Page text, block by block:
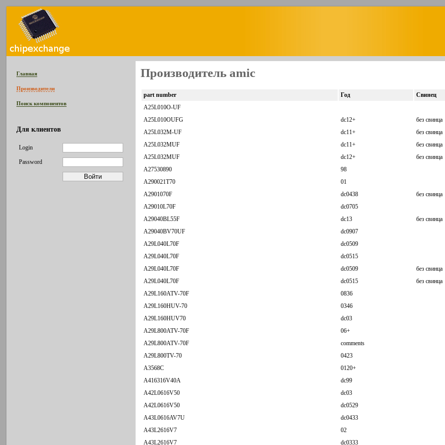
Главная
Производители
Поиск компонентов
Для клиентов
Login
Password
Производитель amic
part number Год Свинец
A25L010O-UF
A25L010OUFG
dc12+
без свинца
A25L032M-UF
dc11+
без свинца
A25L032MUF
dc11+
без свинца
A25L032MUF
dc12+
без свинца
A27530890
98
A290021T70
01
A2901070F
dc0438
без свинца
A29010L70F
dc0705
A29040BL55F
dc13
без свинца
A29040BV70UF
dc0907
A29L040L70F
dc0509
A29L040L70F
dc0515
A29L040L70F
dc0509
без свинца
A29L040L70F
dc0515
без свинца
A29L160ATV-70F
0836
A29L160HUV-70
0346
A29L160HUV70
dc03
A29L800ATV-70F
06+
A29L800ATV-70F
comments
A29L800TV-70
0423
A3568C
0120+
A416316V40A
dc99
A42L0616V50
dc03
A42L0616V50
dc0529
A43L0616AV7U
dc0433
A43L2616V7
02
A43L2616V7
dc0333